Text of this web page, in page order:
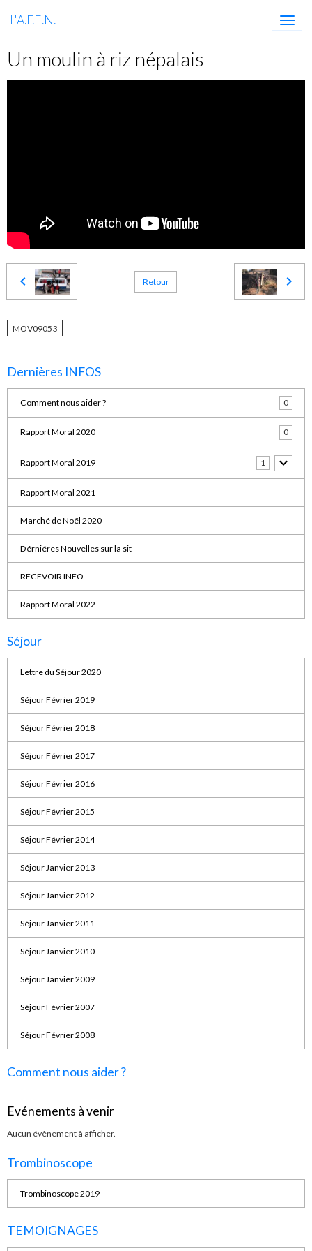
L'A.F.E.N.
Un moulin à riz népalais
Retour
MOV09053
Dernières INFOS
Comment nous aider ? 0
Rapport Moral 2020 0
Rapport Moral 2019 1
Rapport Moral 2021
Marché de Noël 2020
Dérniéres Nouvelles sur la sit
RECEVOIR INFO
Rapport Moral 2022
Séjour
Lettre du Séjour 2020
Séjour Février 2019
Séjour Février 2018
Séjour Février 2017
Séjour Février 2016
Séjour Février 2015
Séjour Février 2014
Séjour Janvier 2013
Séjour Janvier 2012
Séjour Janvier 2011
Séjour Janvier 2010
Séjour Janvier 2009
Séjour Février 2007
Séjour Février 2008
Comment nous aider ?
Evénements à venir
Aucun évènement à afficher.
Trombinoscope
Trombinoscope 2019
TEMOIGNAGES